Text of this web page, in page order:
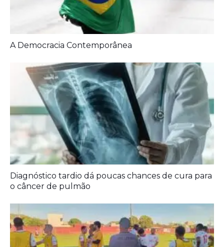
Artigos Relacionados:
A Democracia Contemporânea